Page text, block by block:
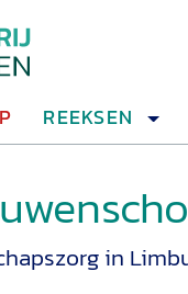
REEKSEN
in